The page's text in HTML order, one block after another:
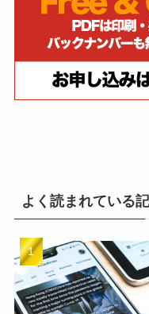
よく読まれている